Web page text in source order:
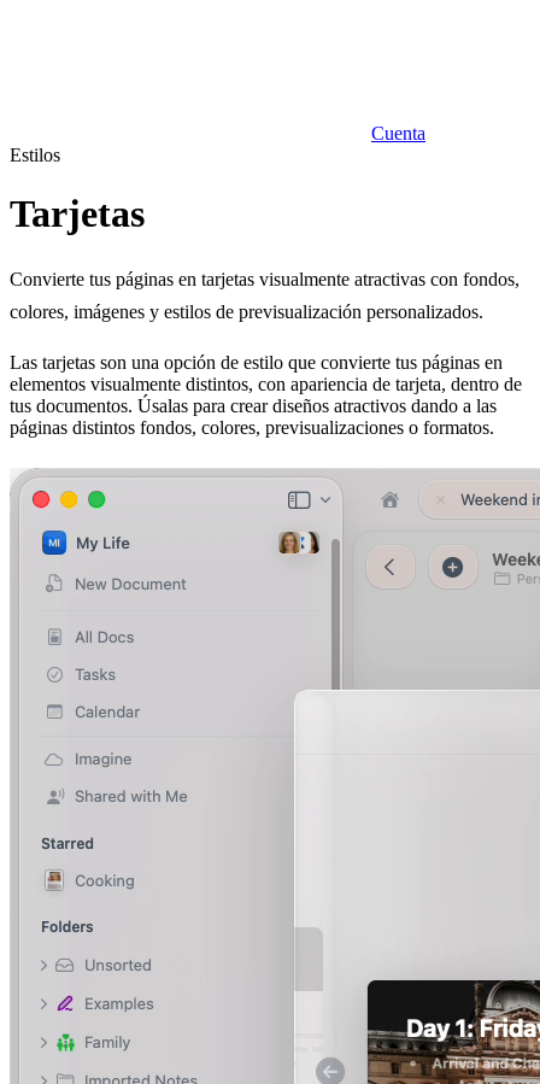
Cuenta
Estilos
Tarjetas
Convierte tus páginas en tarjetas visualmente atractivas con fondos,
colores, imágenes y estilos de previsualización personalizados.
Las tarjetas son una opción de estilo que convierte tus páginas en
elementos visualmente distintos, con apariencia de tarjeta, dentro de
tus documentos. Úsalas para crear diseños atractivos dando a las
páginas distintos fondos, colores, previsualizaciones o formatos.